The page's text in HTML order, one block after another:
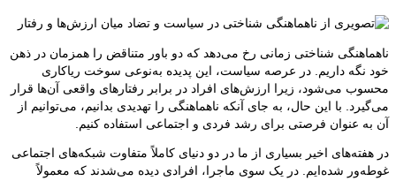
ناهماهنگی شناختی زمانی رخ می‌دهد که دو باور متناقض را همزمان در ذهن
خود نگه داریم. در عرصه سیاست، این پدیده به‌نوعی سوخت ریاکاری
محسوب می‌شود، زیرا ارزش‌های افراد در برابر رفتارهای واقعی آن‌ها قرار
می‌گیرد. با این حال، به جای آنکه ناهماهنگی را تهدیدی بدانیم، می‌توانیم از
آن به عنوان فرصتی برای رشد فردی و اجتماعی استفاده کنیم.
در هفته‌های اخیر بسیاری از ما در دو دنیای کاملاً متفاوت شبکه‌های اجتماعی
غوطه‌ور شده‌ایم. در یک سوی ماجرا، افرادی دیده می‌شدند که معمولاً